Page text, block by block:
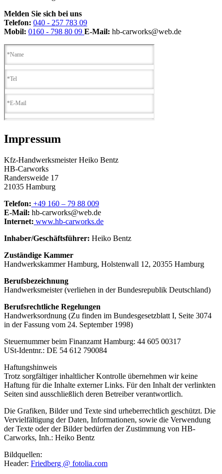
Melden Sie sich bei uns
Telefon: 040 - 257 783 09
Mobil: 0160 - 798 80 09 E-Mail: hb-carworks@web.de
Impressum
Kfz-Handwerksmeister Heiko Bentz
HB-Carworks
Randersweide 17
21035 Hamburg
Telefon: +49 160 – 79 88 009
E-Mail: hb-carworks@web.de
Internet: www.hb-carworks.de
Inhaber/Geschäftsführer: Heiko Bentz
Zuständige Kammer
Handwerkskammer Hamburg, Holstenwall 12, 20355 Hamburg
Berufsbezeichnung
Handwerksmeister (verliehen in der Bundesrepublik Deutschland)
Berufsrechtliche Regelungen
Handwerksordnung (Zu finden im Bundesgesetzblatt I, Seite 3074
in der Fassung vom 24. September 1998)
Steuernummer beim Finanzamt Hamburg: 44 605 00317
USt-Identnr.: DE 54 612 790084
Haftungshinweis
Trotz sorgfältiger inhaltlicher Kontrolle übernehmen wir keine
Haftung für die Inhalte externer Links. Für den Inhalt der verlinkten
Seiten sind ausschließlich deren Betreiber verantwortlich.
Die Grafiken, Bilder und Texte sind urheberrechtlich geschützt. Die
Vervielfältigung der Daten, Informationen, sowie die Verwendung
der Texte oder der Bilder bedürfen der Zustimmung von HB-
Carworks, Inh.: Heiko Bentz
Bildquellen:
Header: Friedberg @ fotolia.com